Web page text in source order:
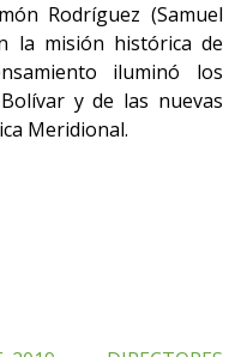
Rodríguez (Samuel
la misión histórica de
iluminó los
y de las nuevas
Meridional.